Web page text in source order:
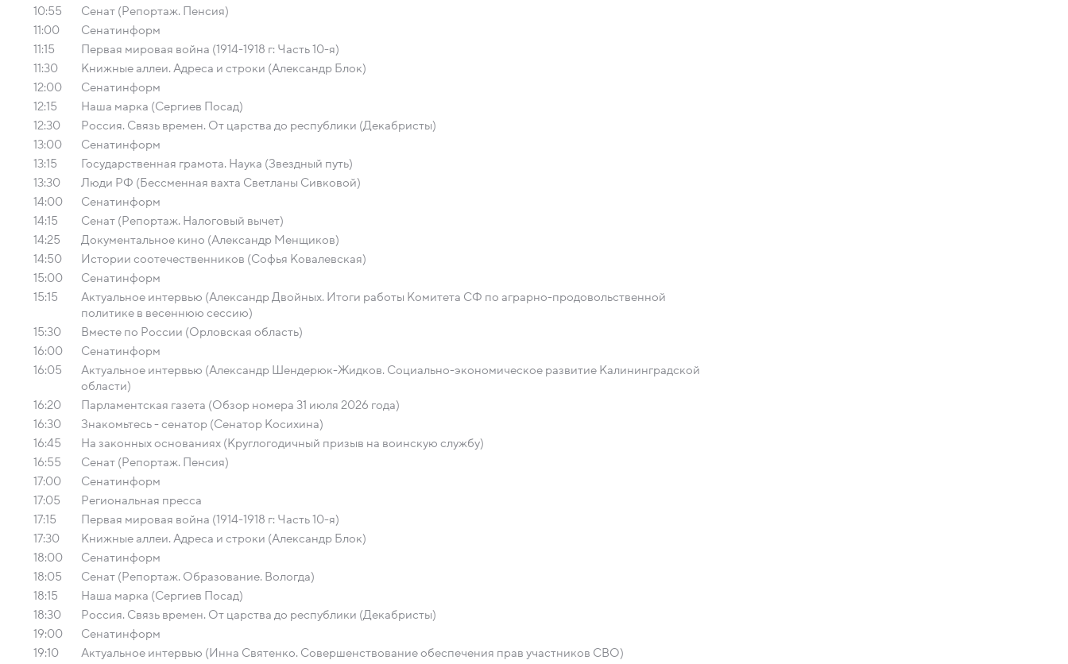
10:55
Сенат (Репортаж. Пенсия)
11:00
Сенатинформ
11:15
Первая мировая война (1914-1918 г: Часть 10-я)
11:30
Книжные аллеи. Адреса и строки (Александр Блок)
12:00
Сенатинформ
12:15
Наша марка (Сергиев Посад)
12:30
Россия. Связь времен. От царства до республики (Декабристы)
13:00
Сенатинформ
13:15
Государственная грамота. Наука (Звездный путь)
13:30
Люди РФ (Бессменная вахта Светланы Сивковой)
14:00
Сенатинформ
14:15
Сенат (Репортаж. Налоговый вычет)
14:25
Документальное кино (Александр Менщиков)
14:50
Истории соотечественников (Софья Ковалевская)
15:00
Сенатинформ
15:15
Актуальное интервью (Александр Двойных. Итоги работы Комитета СФ по аграрно-продовольственной
политике в весеннюю сессию)
15:30
Вместе по России (Орловская область)
16:00
Сенатинформ
16:05
Актуальное интервью (Александр Шендерюк-Жидков. Социально-экономическое развитие Калининградской
области)
16:20
Парламентская газета (Обзор номера 31 июля 2026 года)
16:30
Знакомьтесь - сенатор (Сенатор Косихина)
16:45
На законных основаниях (Круглогодичный призыв на воинскую службу)
16:55
Сенат (Репортаж. Пенсия)
17:00
Сенатинформ
17:05
Региональная пресса
17:15
Первая мировая война (1914-1918 г: Часть 10-я)
17:30
Книжные аллеи. Адреса и строки (Александр Блок)
18:00
Сенатинформ
18:05
Сенат (Репортаж. Образование. Вологда)
18:15
Наша марка (Сергиев Посад)
18:30
Россия. Связь времен. От царства до республики (Декабристы)
19:00
Сенатинформ
19:10
Актуальное интервью (Инна Святенко. Совершенствование обеспечения прав участников СВО)